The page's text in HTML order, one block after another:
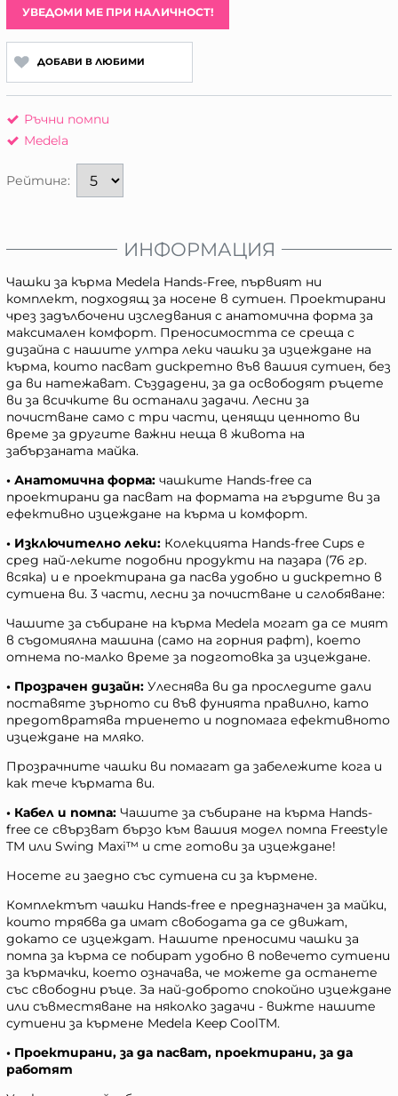
УВЕДОМИ МЕ ПРИ НАЛИЧНОСТ!
ДОБАВИ В ЛЮБИМИ
Ръчни помпи
Medela
Рейтинг:
ИНФОРМАЦИЯ
Чашки за кърма Medela Hands-Free, първият ни
комплект, подходящ за носене в сутиен. Проектирани
чрез задълбочени изследвания с анатомична форма за
максимален комфорт. Преносимостта се среща с
дизайна с нашите ултра леки чашки за изцеждане на
кърма, които пасват дискретно във вашия сутиен, без
да ви натежават. Създадени, за да освободят ръцете
ви за всичките ви останали задачи. Лесни за
почистване само с три части, ценящи ценното ви
време за другите важни неща в живота на
забързаната майка.
• Анатомична форма: чашките Hands-free са
проектирани да пасват на формата на гърдите ви за
ефективно изцеждане на кърма и комфорт.
• Изключително леки: Колекцията Hands-free Cups е
сред най-леките подобни продукти на пазара (76 гр.
всяка) и е проектирана да пасва удобно и дискретно в
сутиена ви. 3 части, лесни за почистване и сглобяване:
Чашите за събиране на кърма Medela могат да се мият
в съдомиялна машина (само на горния рафт), което
отнема по-малко време за подготовка за изцеждане.
• Прозрачен дизайн: Улеснява ви да проследите дали
поставяте зърното си във фунията правилно, като
предотвратява триенето и подпомага ефективното
изцеждане на мляко.
Прозрачните чашки ви помагат да забележите кога и
как тече кърмата ви.
• Кабел и помпа: Чашите за събиране на кърма Hands-
free се свързват бързо към вашия модел помпа Freestyle
TM или Swing Maxi™ и сте готови за изцеждане!
Носете ги заедно със сутиена си за кърмене.
Комплектът чашки Hands-free е предназначен за майки,
които трябва да имат свободата да се движат,
докато се изцеждат. Нашите преносими чашки за
помпа за кърма се побират удобно в повечето сутиени
за кърмачки, което означава, че можете да останете
със свободни ръце. За най-доброто спокойно изцеждане
или съвместяване на няколко задачи - вижте нашите
сутиени за кърмене Medela Keep CoolTM.
• Проектирани, за да пасват, проектирани, за да
работят